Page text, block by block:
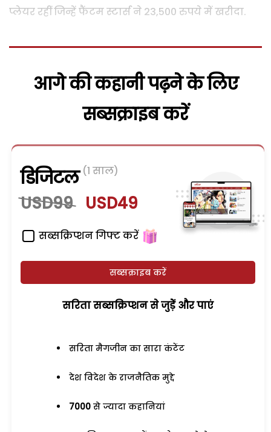
प्लेयर रहीं जिन्हें फैंटम स्टार्स ने 23,500 रुपये में खरीदा.
आगे की कहानी पढ़ने के लिए
सब्सक्राइब करें
डिजिटल (1 साल)
USD99 USD49
सब्सक्रिप्शन गिफ्ट करें
सब्सक्राइब करें
सरिता सब्सक्रिप्शन से जुड़ेें और पाएं
सरिता मैगजीन का सारा कंटेंट
देश विदेश के राजनैतिक मुद्दे
7000 से ज्यादा कहानियां